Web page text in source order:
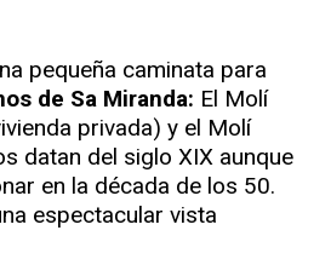
pequeña caminata para
de Sa Miranda: El Molí
privada) y el Molí
datan del siglo XIX aunque
en la década de los 50.
espectacular vista